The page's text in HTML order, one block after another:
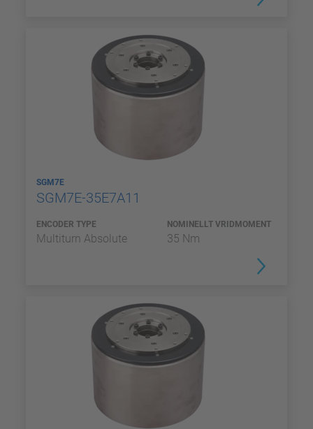
SGM7E
SGM7E-35E7A11
ENCODER TYPE
Multiturn Absolute
NOMINELLT VRIDMOMENT
35 Nm